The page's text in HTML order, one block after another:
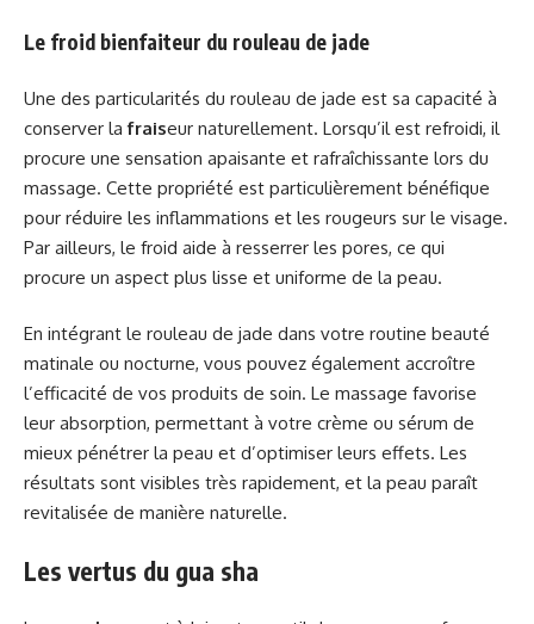
Le froid bienfaiteur du rouleau de jade
Une des particularités du rouleau de jade est sa capacité à
conserver lafraiseur naturellement. Lorsqu’il est refroidi, il
procure une sensation apaisante et rafraîchissante lors du
massage. Cette propriété est particulièrement bénéfique
pour réduire les inflammations et les rougeurs sur le visage.
Par ailleurs, le froid aide à resserrer les pores, ce qui
procure un aspect plus lisse et uniforme de la peau.
En intégrant le rouleau de jade dans votre routine beauté
matinale ou nocturne, vous pouvez également accroître
l’efficacité de vos produits de soin. Le massage favorise
leur absorption, permettant à votre crème ou sérum de
mieux pénétrer la peau et d’optimiser leurs effets. Les
résultats sont visibles très rapidement, et la peau paraît
revitalisée de manière naturelle.
Les vertus du gua sha